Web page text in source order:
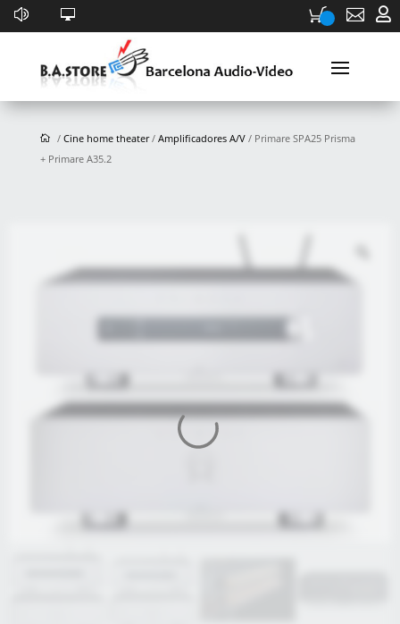
 
/ Cine home theater/ Amplificadores A/V/ Primare SPA25 Prisma
+ Primare A35.2